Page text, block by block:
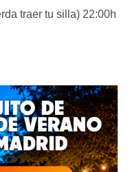
traer tu silla) 22:00h